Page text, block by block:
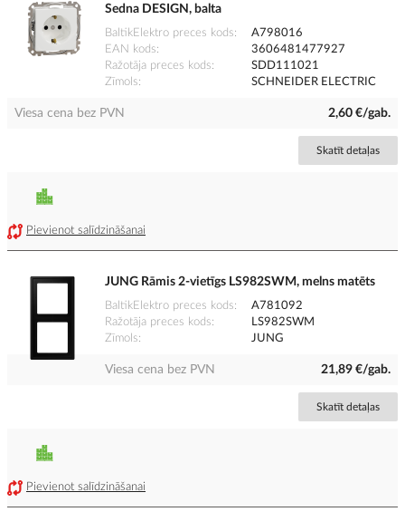
Sedna DESIGN, balta
BaltikElektro preces kods
A798016
EAN kods
3606481477927
Ražotāja preces kods
SDD111021
Zīmols
SCHNEIDER ELECTRIC
Viesa cena bez PVN 2,60 €/gab.
Skatīt detaļas
Pievienot salīdzināšanai
JUNG Rāmis 2-vietīgs LS982SWM, melns matēts
BaltikElektro preces kods
A781092
Ražotāja preces kods
LS982SWM
Zīmols
JUNG
Viesa cena bez PVN 21,89 €/gab.
Skatīt detaļas
Pievienot salīdzināšanai